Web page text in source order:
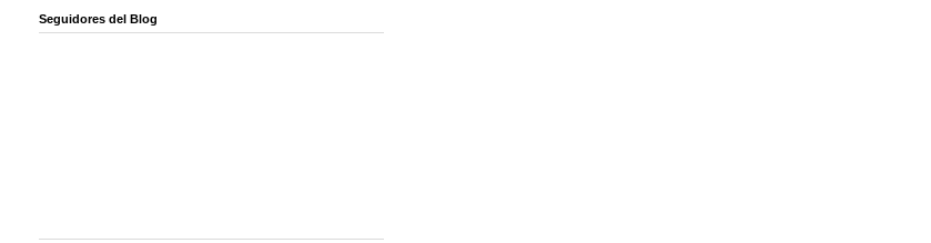
Seguidores del Blog